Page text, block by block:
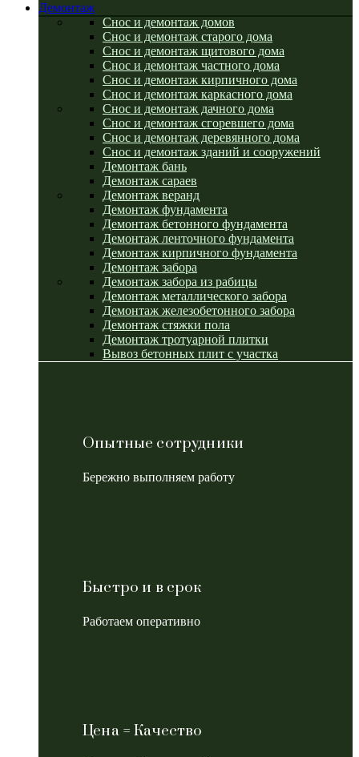
Демонтаж
Снос и демонтаж домов
Снос и демонтаж старого дома
Снос и демонтаж щитового дома
Снос и демонтаж частного дома
Снос и демонтаж кирпичного дома
Снос и демонтаж каркасного дома
Снос и демонтаж дачного дома
Снос и демонтаж сгоревшего дома
Снос и демонтаж деревянного дома
Снос и демонтаж зданий и сооружений
Демонтаж бань
Демонтаж сараев
Демонтаж веранд
Демонтаж фундамента
Демонтаж бетонного фундамента
Демонтаж ленточного фундамента
Демонтаж кирпичного фундамента
Демонтаж забора
Демонтаж забора из рабицы
Демонтаж металлического забора
Демонтаж железобетонного забора
Демонтаж стяжки пола
Демонтаж тротуарной плитки
Вывоз бетонных плит с участка
Опытные сотрудники
Бережно выполняем работу
Быстро и в срок
Работаем оперативно
Цена = Качество